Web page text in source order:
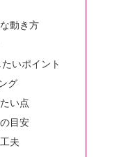
動き方
いポイント
グ
い点
目安
夫